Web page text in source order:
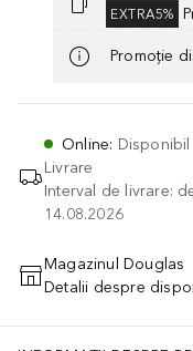
EXTRA5%
Promoție
Online: Disponibil
Livrare
Interval de livrare:
14.08.2026
Magazinul Douglas
Detalii despre